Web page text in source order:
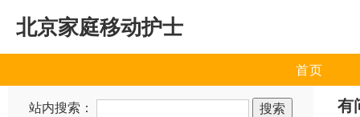
北京家庭移动护士
首页
站内搜索： 有